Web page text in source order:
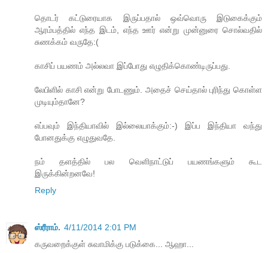
தொடர் கட்டுரையாக இருப்பதால் ஒவ்வொரு இடுகைக்கும்
ஆரம்பத்தில் எந்த இடம், எந்த ஊர் என்று முன்னுரை சொல்வதில்
சுணக்கம் வருதே:(
காசிப் பயணம் அல்லவா இப்போது எழுதிக்கொண்டிருப்பது.
லேபிளில் காசி என்று போடணும். அதைச் செய்தால் புரிந்து கொள்ள
முடியும்தானே?
எப்பவும் இந்தியாவில் இல்லையாக்கும்:-) இப்ப இந்தியா வந்து
போனதுக்கு எழுதுவதே.
நம் தளத்தில் பல வெளிநாட்டுப் பயணங்களும் கூட
இருக்கின்றனவே!
Reply
ஸ்ரீராம். 4/11/2014 2:01 PM
கருவறைக்குள் சுவாமிக்கு படுக்கை... ஆஹா...